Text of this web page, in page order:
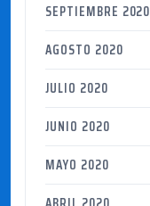
SEPTIEMBRE 2020
AGOSTO 2020
JULIO 2020
JUNIO 2020
MAYO 2020